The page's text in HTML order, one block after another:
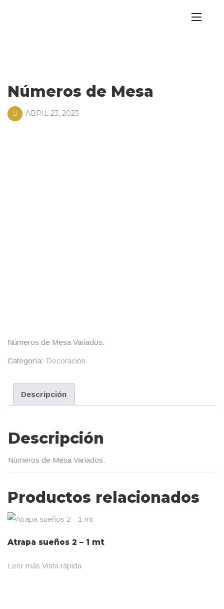
Números de Mesa
ABRIL 23, 2023
Números de Mesa Variados.
Categoría: Decoración
Descripción
Descripción
Números de Mesa Variados.
Productos relacionados
Atrapa sueños 2 – 1 mt
Leer más Vista rápida